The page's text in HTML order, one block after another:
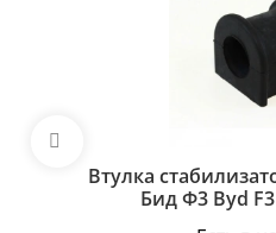
Втулка
Бид Ф3 Byd